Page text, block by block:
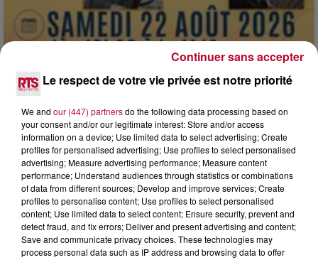
7 août 2026
DINER CONCERT À LA MJC DE MARSEILLAN
Le respect de votre vie privée est notre priorité
We and our (447) partnersdo the following data processing based on
your consent and/or our legitimate interest: Store and/or access
information on a device; Use limited data to select advertising; Create
profiles for personalised advertising; Use profiles to select personalised
advertising; Measure advertising performance; Measure content
performance; Understand audiences through statistics or combinations
of data from different sources; Develop and improve services; Create
profiles to personalise content; Use profiles to select personalised
content; Use limited data to select content; Ensure security, prevent and
detect fraud, and fix errors; Deliver and present advertising and content;
Save and communicate privacy choices. These technologies may
process personal data such as IP address and browsing data to offer
Continuer sans accepter